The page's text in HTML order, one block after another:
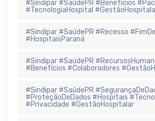
#Sindipar #SaúdePR #Benefícios
#TecnologiaHospital
#Sindipar #SaúdePR #Recesso
#HospitaisParaná
#Sindipar #SaúdePR
#Benefícios #Colaboradores
#Sindipar #SaúdePR
#ProteçãoDeDados #Hospitais
#Privacidade #GestãoHospitalar